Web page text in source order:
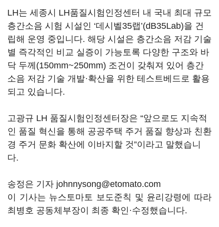
LH는 세종시 LH품질시험인정센터 내 국내 최대 규모
층간소음 시험 시설인 ‘데시벨35랩’(dB35Lab)을 건
립해 운영 중입니다. 해당 시설은 층간소음 저감 기술
별 즉각적인 비교 실증이 가능토록 다양한 구조와 바
닥 두께(150mm~250mm) 조건이 갖춰져 있어 층간
소음 저감 기술 개발·확산을 위한 테스트베드로 활용
되고 있습니다.
고광규 LH 품질시험인정센터장은 “앞으로도 지속적
인 품질 혁신을 통해 공공주택 주거 품질 향상과 친환
경 주거 문화 확산에 이바지할 것”이라고 말했습니
다.
송정은 기자 johnnysong@etomato.com
이 기사는 뉴스토마토 보도준칙 및 윤리강령에 따라
최병호 공동체부장이 최종 확인·수정했습니다.